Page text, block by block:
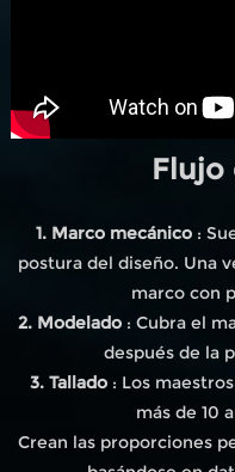
Flujo
1. Marco mecánico :
postura del diseño. Una
marco con
2. Modelado : Cubra el
después de la
3. Tallado: Los
más de 10
Crean las proporciones